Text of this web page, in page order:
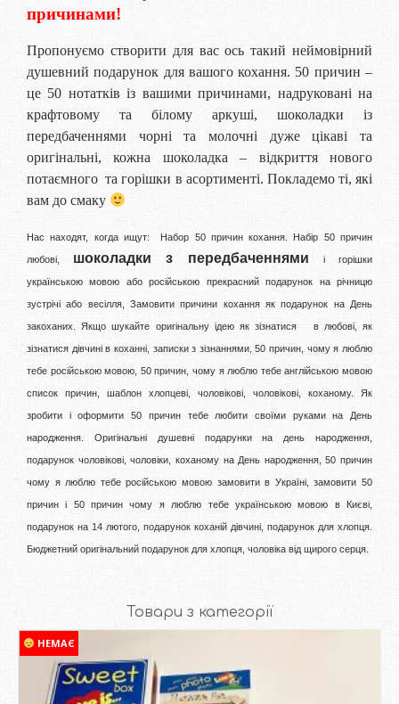
причинами!
Пропонуємо створити для вас ось такий неймовірний
душевний подарунок для вашого кохання. 50 причин –
це 50 нотатків із вашими причинами, надруковані на
крафтовому та білому аркуші, шоколадки із
передбаченнями чорні та молочні дуже цікаві та
оригінальні, кожна шоколадка – відкриття нового
потаємного та горішки в асортименті. Покладемо ті, які
вам до смаку
Нас находят, когда ищут:Набор 50 причин кохання. Набір 50 причин
любові, шоколадки з передбаченнями і горішки
українською мовою або російською прекрасний подарунок на річницю
зустрічі або весілля, Замовити причини кохання як подарунок на День
закоханих. Якщо шукайте оригінальну ідею як зізнатися в любові, як
зізнатися дівчині в коханні, записки з зізнаннями, 50 причин, чому я люблю
тебе російською мовою, 50 причин, чому я люблю тебе англійською мовою
список причин, шаблон хлопцеві, чоловікові, чоловікові, коханому. Як
зробити і оформити 50 причин тебе любити своїми руками на День
народження. Оригінальні душевні подарунки на день народження,
подарунок чоловікові, чоловіки, коханому на День народження, 50 причин
чому я люблю тебе російською мовою замовити в Україні, замовити 50
причин і 50 причин чому я люблю тебе українською мовою в Києві,
подарунок на 14 лютого, подарунок коханій дівчині, подарунок для хлопця.
Бюджетний оригінальний подарунок для хлопця, чоловіка від щирого серця.
Товари з категорії
НЕМАЄ